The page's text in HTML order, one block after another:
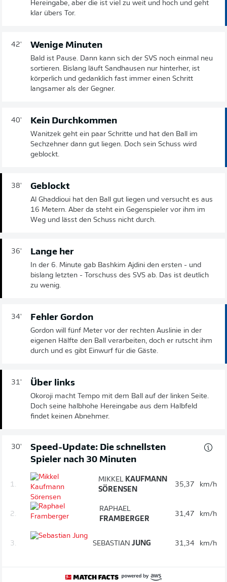
Hereingabe, aber die ist viel zu weit und hoch und geht
klar übers Tor.
42' Wenige Minuten
Bald ist Pause. Dann kann sich der SVS noch einmal neu
sortieren. Bislang läuft Sandhausen nur hinterher, ist
körperlich und gedanklich fast immer einen Schritt
langsamer als der Gegner.
40' Kein Durchkommen
Wanitzek geht ein paar Schritte und hat den Ball im
Sechzehner dann gut liegen. Doch sein Schuss wird
geblockt.
38' Geblockt
Al Ghaddioui hat den Ball gut liegen und versucht es aus
16 Metern. Aber da steht ein Gegenspieler vor ihm im
Weg und lässt den Schuss nicht durch.
36' Lange her
In der 6. Minute gab Bashkim Ajdini den ersten - und
bislang letzten - Torschuss des SVS ab. Das ist deutlich
zu wenig.
34' Fehler Gordon
Gordon will fünf Meter vor der rechten Auslinie in der
eigenen Hälfte den Ball verarbeiten, doch er rutscht ihm
durch und es gibt Einwurf für die Gäste.
31' Über links
Okoroji macht Tempo mit dem Ball auf der linken Seite.
Doch seine halbhohe Hereingabe aus dem Halbfeld
findet keinen Abnehmer.
30'
Speed-Update: Die schnellsten
Spieler nach 30 Minuten
1.
MIKKEL KAUFMANN
SÖRENSEN
35,37 km/h
2.
RAPHAEL
FRAMBERGER
31,47 km/h
3. SEBASTIAN JUNG 31,34 km/h